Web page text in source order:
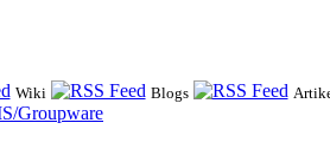
Wiki Blogs
Groupware